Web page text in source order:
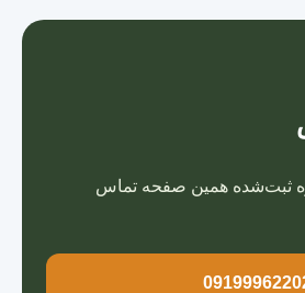
ثبت‌شده همین صفحه تماس